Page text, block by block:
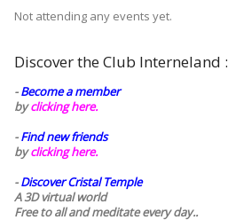
Not attending any events yet.
Discover the Club Interneland :
-Become a member
byclicking here.
-Find new friends
byclicking here.
-Discover Cristal Temple
A 3D virtual world
Free to all and meditate every day..